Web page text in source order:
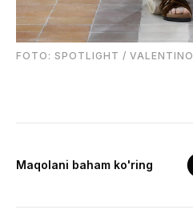
FOTO: SPOTLIGHT / VALENTINO
Maqolani baham ko'ring